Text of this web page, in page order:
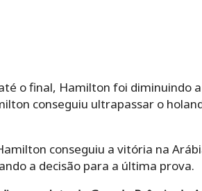
o final, Hamilton foi diminuindo
conseguiu ultrapassar o
conseguiu a vitória na
a decisão para a última prova.